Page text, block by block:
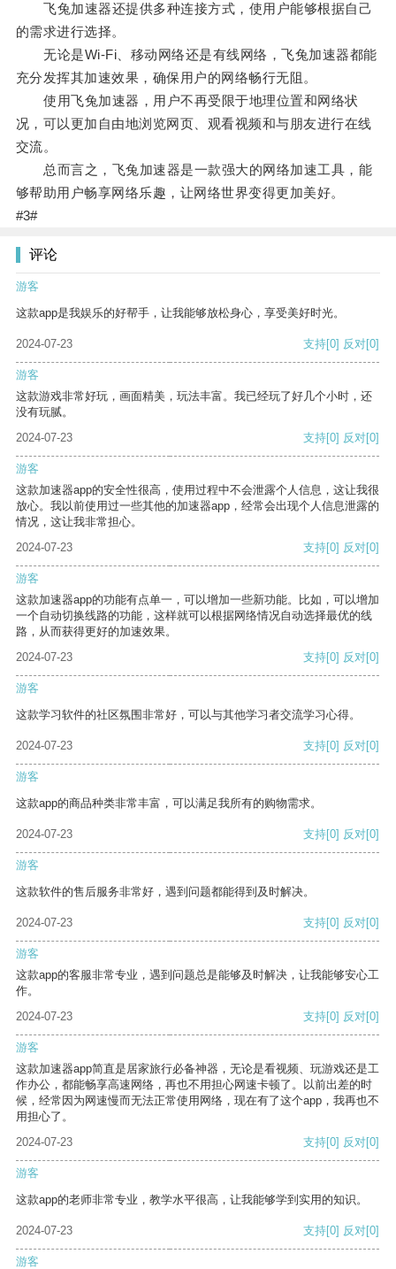
飞兔加速器还提供多种连接方式，使用户能够根据自己
的需求进行选择。
无论是Wi-Fi、移动网络还是有线网络，飞兔加速器都能
充分发挥其加速效果，确保用户的网络畅行无阻。
使用飞兔加速器，用户不再受限于地理位置和网络状
况，可以更加自由地浏览网页、观看视频和与朋友进行在线
交流。
总而言之，飞兔加速器是一款强大的网络加速工具，能
够帮助用户畅享网络乐趣，让网络世界变得更加美好。
#3#
评论
游客
这款app是我娱乐的好帮手，让我能够放松身心，享受美好时光。
2024-07-23 支持[0] 反对[0]
游客
这款游戏非常好玩，画面精美，玩法丰富。我已经玩了好几个小时，还
没有玩腻。
2024-07-23
支持[0] 反对[0]
游客
这款加速器app的安全性很高，使用过程中不会泄露个人信息，这让我很
放心。我以前使用过一些其他的加速器app，经常会出现个人信息泄露的
情况，这让我非常担心。
2024-07-23
支持[0] 反对[0]
游客
这款加速器app的功能有点单一，可以增加一些新功能。比如，可以增加
一个自动切换线路的功能，这样就可以根据网络情况自动选择最优的线
路，从而获得更好的加速效果。
2024-07-23
支持[0] 反对[0]
游客
这款学习软件的社区氛围非常好，可以与其他学习者交流学习心得。
2024-07-23 支持[0] 反对[0]
游客
这款app的商品种类非常丰富，可以满足我所有的购物需求。
2024-07-23 支持[0] 反对[0]
游客
这款软件的售后服务非常好，遇到问题都能得到及时解决。
2024-07-23 支持[0] 反对[0]
游客
这款app的客服非常专业，遇到问题总是能够及时解决，让我能够安心工
作。
2024-07-23
支持[0] 反对[0]
游客
这款加速器app简直是居家旅行必备神器，无论是看视频、玩游戏还是工
作办公，都能畅享高速网络，再也不用担心网速卡顿了。以前出差的时
候，经常因为网速慢而无法正常使用网络，现在有了这个app，我再也不
用担心了。
2024-07-23
支持[0] 反对[0]
游客
这款app的老师非常专业，教学水平很高，让我能够学到实用的知识。
2024-07-23 支持[0] 反对[0]
游客